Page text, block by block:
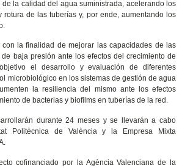
la calidad del agua suministrada, acelerando los
rotura de las tuberías y, por ende, aumentando los
con la finalidad de mejorar las capacidades de las
baja presión ante los efectos del crecimiento de
el desarrollo y evaluación de diferentes
microbiológico en los sistemas de gestión de agua
la resiliencia del mismo ante los efectos
de bacterias y biofilms en tuberías de la red.
durante 24 meses y se llevarán a cabo
Politècnica de València y la Empresa Mixta
cofinanciado por la Agència Valenciana de la